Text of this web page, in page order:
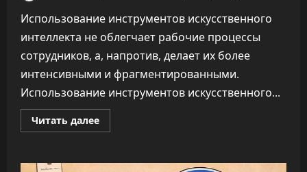
Использование инструментов искусственного
интеллекта не облегчает рабочие процессы
сотрудников, а, напротив, делает их более
интенсивными и фрагментированными.
Использование инструментов искусственного...
Читать далееПрочитать
больше
облегчает